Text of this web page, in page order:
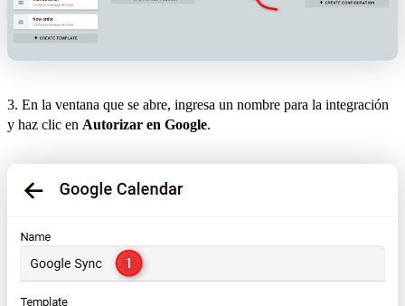
3. En la ventana que se abre, ingresa un nombre para la integración
y haz clic en Autorizar en Google.